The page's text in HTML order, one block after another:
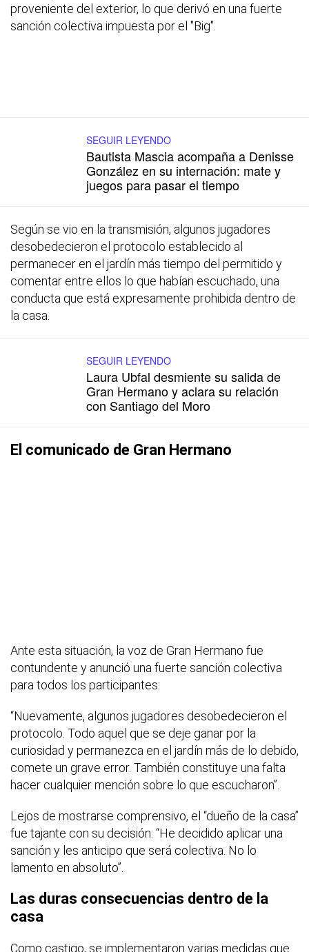
proveniente del exterior, lo que derivó en una fuerte
sanción colectiva impuesta por el "Big".
SEGUIR LEYENDO
Bautista Mascia acompaña a Denisse
González en su internación: mate y
juegos para pasar el tiempo
Según se vio en la transmisión, algunos jugadores
desobedecieron el protocolo establecido al
permanecer en el jardín más tiempo del permitido y
comentar entre ellos lo que habían escuchado, una
conducta que está expresamente prohibida dentro de
la casa.
SEGUIR LEYENDO
Laura Ubfal desmiente su salida de
Gran Hermano y aclara su relación
con Santiago del Moro
El comunicado de Gran Hermano
Ante esta situación, la voz de Gran Hermano fue
contundente y anunció una fuerte sanción colectiva
para todos los participantes:
“Nuevamente, algunos jugadores desobedecieron el
protocolo. Todo aquel que se deje ganar por la
curiosidad y permanezca en el jardín más de lo debido,
comete un grave error. También constituye una falta
hacer cualquier mención sobre lo que escucharon”.
Lejos de mostrarse comprensivo, el “dueño de la casa”
fue tajante con su decisión: “He decidido aplicar una
sanción y les anticipo que será colectiva. No lo
lamento en absoluto”.
Las duras consecuencias dentro de la
casa
Como castigo, se implementaron varias medidas que